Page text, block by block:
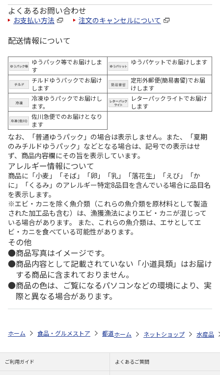
よくあるお問い合わせ
お支払い方法 注文のキャンセルについて
配送情報について
ゆうパック等でお届けしま
す
ゆうパケットでお届けします
チルドゆうパックでお届け
します
定形外郵便(簡易書留)でお届
けします
冷凍ゆうパックでお届けし
ます。
レターパックライトでお届け
します
佐川急便でのお届けとなり
ます
なお、「普通ゆうパック」の場合は表示しません。また、「夏期
のみチルドゆうパック」などとなる場合は、記号での表示はせ
ず、商品内容欄にその旨を表示しています。
アレルギー情報について
商品に「小麦」「そば」「卵」「乳」「落花生」「えび」「か
に」「くるみ」のアレルギー特定8品目を含んでいる場合に品目名
を表示します。
※エビ・カニを除く魚介類（これらの魚介類を原材料として製造
された加工品も含む）は、漁獲漁法によりエビ・カニが混じって
いる場合があります。 また、これらの魚介類は、エサとしてエ
ビ・カニを食べている可能性があります。
その他
商品写真はイメージです。
商品内容として記載されていない「小道具類」はお届け
する商品に含まれておりません。
商品の色は、ご覧になるパソコンなどの環境により、実
際と異なる場合があります。
ホーム 食品・グルメストア 都道府県から探す 静岡県 浜名湖う
ホーム ネットショップ 水産品
ご利用ガイド よくあるご質問